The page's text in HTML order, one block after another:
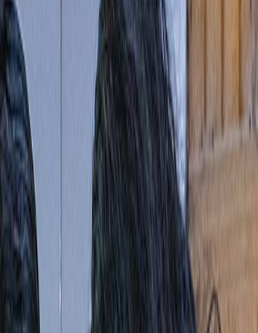
los derechos reservados.
de Uso Contáctanos